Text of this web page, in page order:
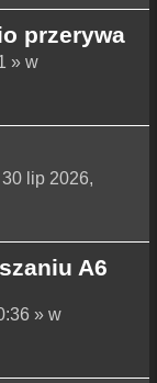
przerywa
» w
30 lip 2026,
A6
» w